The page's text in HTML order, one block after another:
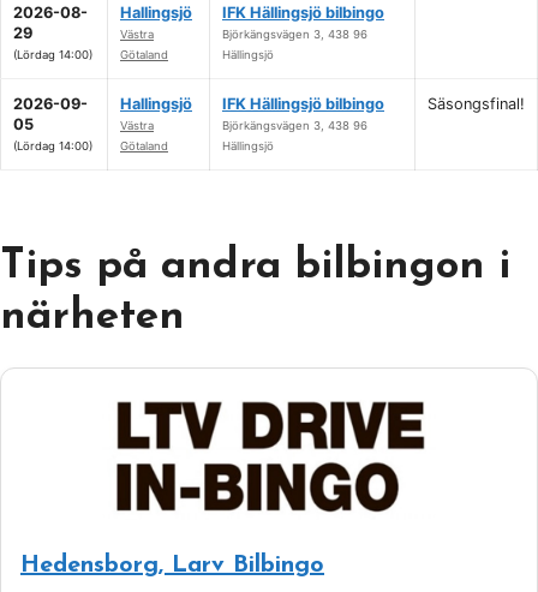
2026-08-
29
(Lördag 14:00)
Hallingsjö
Västra
Götaland
IFK Hällingsjö bilbingo
Björkängsvägen 3, 438 96
Hällingsjö
2026-09-
05
(Lördag 14:00)
Hallingsjö
Västra
Götaland
IFK Hällingsjö bilbingo
Björkängsvägen 3, 438 96
Hällingsjö
Säsongsfinal!
Tips på andra bilbingon i
närheten
Hedensborg, Larv Bilbingo